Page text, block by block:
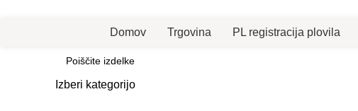
Domov Trgovina PL registracija plovila
Izberi kategorijo